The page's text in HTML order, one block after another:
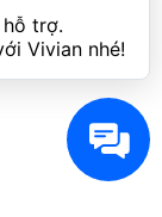
trợ.
Vivian nhé!